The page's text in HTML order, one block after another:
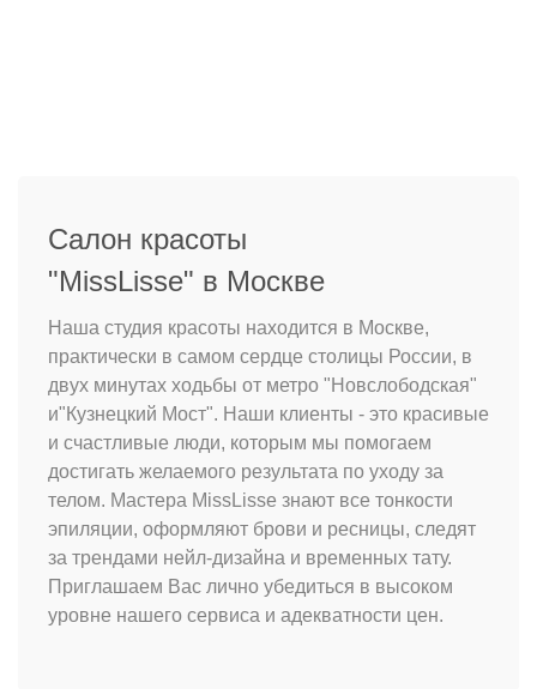
Салон красоты
"MissLisse" в Москве
Наша студия красоты находится в Москве,
практически в самом сердце столицы России, в
двух минутах ходьбы от метро "Новслободская"
и"Кузнецкий Мост". Наши клиенты - это красивые
и счастливые люди, которым мы помогаем
достигать желаемого результата по уходу за
телом. Мастера MissLisse знают все тонкости
эпиляции, оформляют брови и ресницы, следят
за трендами нейл-дизайна и временных тату.
Приглашаем Вас лично убедиться в высоком
уровне нашего сервиса и адекватности цен.